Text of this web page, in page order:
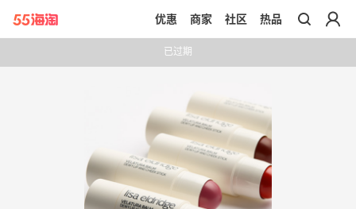
带你去官网买正品
优惠 商家 社区 热品
已过期